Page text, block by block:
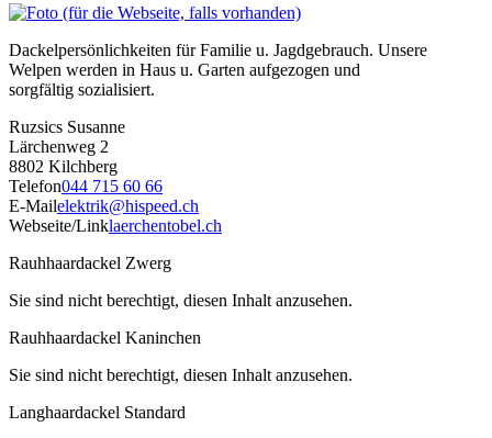
Dackelpersönlichkeiten für Familie u. Jagdgebrauch. Unsere
Welpen werden in Haus u. Garten aufgezogen und
sorgfältig sozialisiert.
Ruzsics Susanne
Lärchenweg 2
8802 Kilchberg
Telefon044 715 60 66
E-Mailelektrik@hispeed.ch
Webseite/Linklaerchentobel.ch
Rauhhaardackel Zwerg
Sie sind nicht berechtigt, diesen Inhalt anzusehen.
Rauhhaardackel Kaninchen
Sie sind nicht berechtigt, diesen Inhalt anzusehen.
Langhaardackel Standard